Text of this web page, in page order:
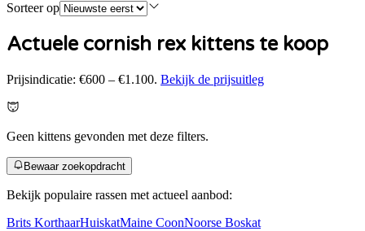
Sorteer op
Actuele cornish rex kittens te koop
Prijsindicatie: €600 – €1.100. Bekijk de prijsuitleg
Geen kittens gevonden met deze filters.
Bewaar zoekopdracht
Bekijk populaire rassen met actueel aanbod:
Brits KorthaarHuiskatMaine CoonNoorse Boskat